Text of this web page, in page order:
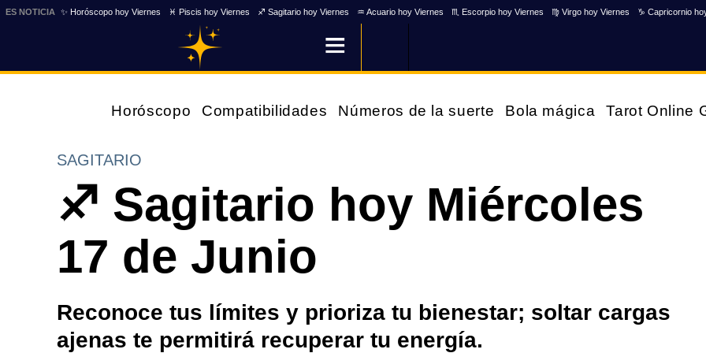
ES NOTICIA ✨ Horóscopo hoy Viernes ♓ Piscis hoy Viernes ♐ Sagitario hoy Viernes ♒ Acuario hoy Viernes ♏ Escorpio hoy Viernes ♍ Virgo hoy Viernes ♑ Capricornio
Horóscopo Compatibilidades Números de la suerte Bola mágica Tarot Online
SAGITARIO
♐ Sagitario hoy Miércoles
17 de Junio
Reconoce tus límites y prioriza tu bienestar; soltar cargas
ajenas te permitirá recuperar tu energía.